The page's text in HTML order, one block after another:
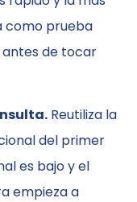
como prueba
de tocar
Reutiliza la
del primer
es bajo y el
empieza a